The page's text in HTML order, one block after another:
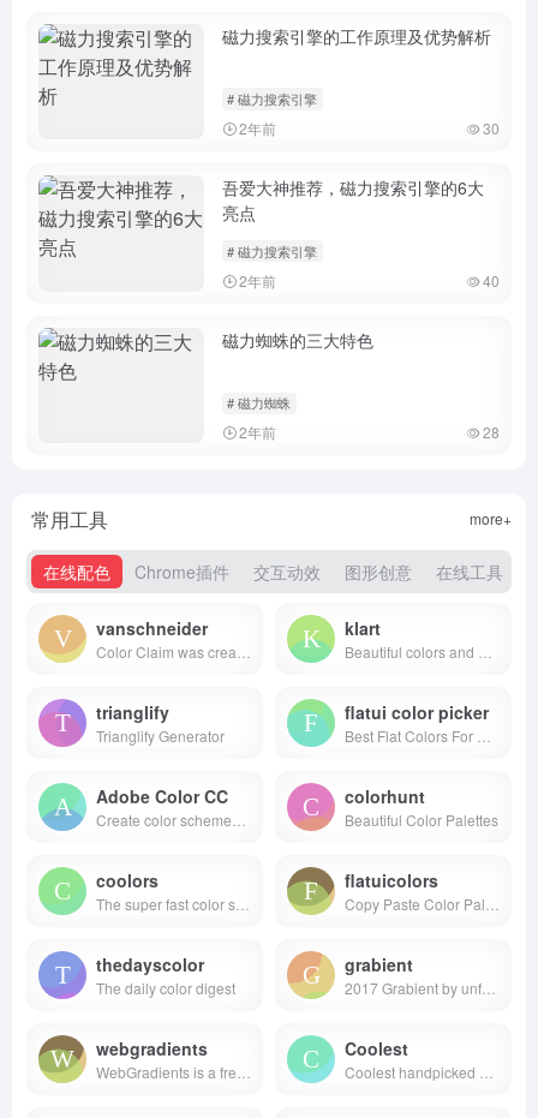
磁力搜索引擎的工作原理及优势解析
# 磁力搜索引擎
2年前 30
吾爱大神推荐，磁力搜索引擎的6大
亮点
# 磁力搜索引擎
2年前 40
磁力蜘蛛的三大特色
# 磁力蜘蛛
2年前 28
常用工具
在线配色 Chrome插件 交互动效 图形创意 在线工具
more+
vanschneider klart
trianglify
Trianglify Generator
flatui color picker
Adobe Color CC colorhunt
Beautiful Color Palettes
coolors flatuicolors
thedayscolor
The daily color digest
grabient
webgradients Coolest